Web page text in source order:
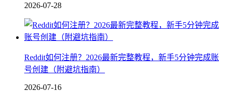
2026-07-28
Reddit如何注册？2026最新完整教程，新手5分钟完成账
号创建（附避坑指南）
2026-07-16